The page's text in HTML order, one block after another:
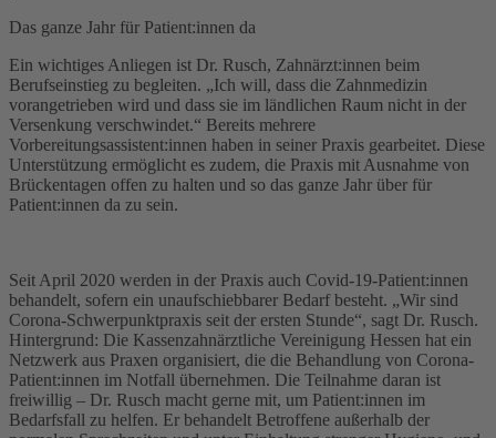
Das ganze Jahr für Patient:innen da
Ein wichtiges Anliegen ist Dr. Rusch, Zahnärzt:innen beim
Berufseinstieg zu begleiten. „Ich will, dass die Zahnmedizin
vorangetrieben wird und dass sie im ländlichen Raum nicht in der
Versenkung verschwindet.“ Bereits mehrere
Vorbereitungsassistent:innen haben in seiner Praxis gearbeitet. Diese
Unterstützung ermöglicht es zudem, die Praxis mit Ausnahme von
Brückentagen offen zu halten und so das ganze Jahr über für
Patient:innen da zu sein.
Seit April 2020 werden in der Praxis auch Covid-19-Patient:innen
behandelt, sofern ein unaufschiebbarer Bedarf besteht. „Wir sind
Corona-Schwerpunktpraxis seit der ersten Stunde“, sagt Dr. Rusch.
Hintergrund: Die Kassenzahnärztliche Vereinigung Hessen hat ein
Netzwerk aus Praxen organisiert, die die Behandlung von Corona-
Patient:innen im Notfall übernehmen. Die Teilnahme daran ist
freiwillig – Dr. Rusch macht gerne mit, um Patient:innen im
Bedarfsfall zu helfen. Er behandelt Betroffene außerhalb der